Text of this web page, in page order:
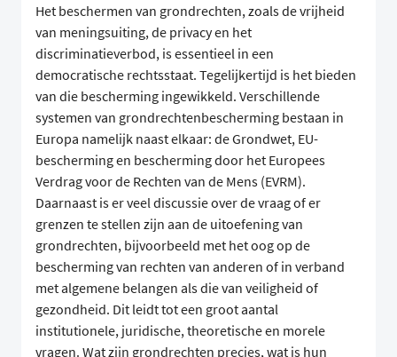
Het beschermen van grondrechten, zoals de vrijheid
van meningsuiting, de privacy en het
discriminatieverbod, is essentieel in een
democratische rechtsstaat. Tegelijkertijd is het bieden
van die bescherming ingewikkeld. Verschillende
systemen van grondrechtenbescherming bestaan in
Europa namelijk naast elkaar: de Grondwet, EU-
bescherming en bescherming door het Europees
Verdrag voor de Rechten van de Mens (EVRM).
Daarnaast is er veel discussie over de vraag of er
grenzen te stellen zijn aan de uitoefening van
grondrechten, bijvoorbeeld met het oog op de
bescherming van rechten van anderen of in verband
met algemene belangen als die van veiligheid of
gezondheid. Dit leidt tot een groot aantal
institutionele, juridische, theoretische en morele
vragen. Wat zijn grondrechten precies, wat is hun